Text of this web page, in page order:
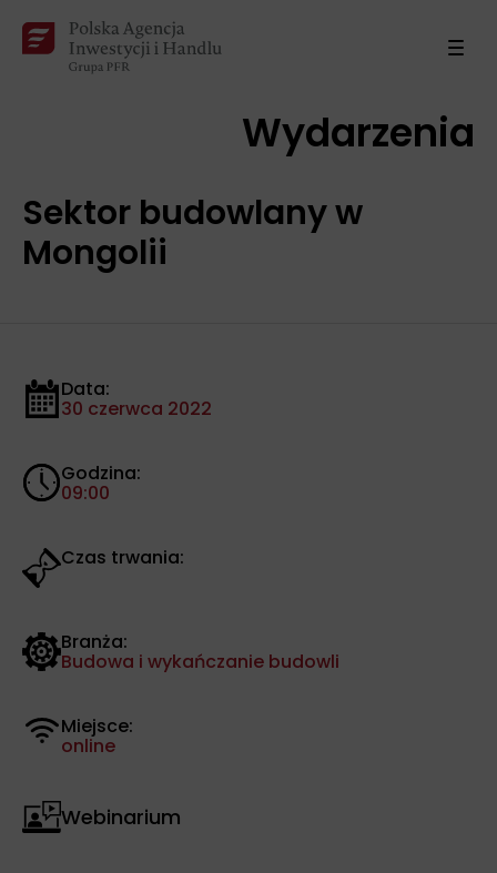
Wydarzenia
Sektor budowlany w
Mongolii
Data:
30 czerwca 2022
Godzina:
09:00
Czas trwania:
Branża:
Budowa i wykańczanie budowli
Miejsce:
online
Webinarium